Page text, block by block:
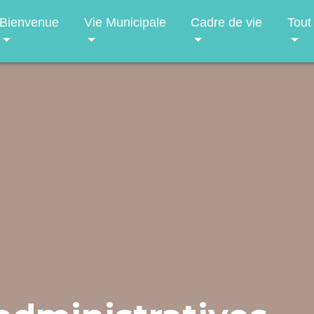
Bienvenue Vie Municipale Cadre de vie